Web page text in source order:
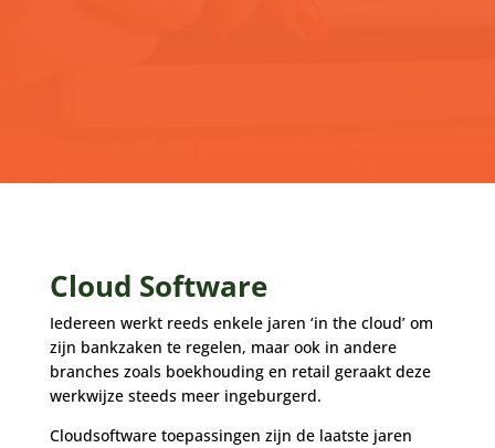
Cloud Software
Iedereen werkt reeds enkele jaren ‘in the cloud’ om
zijn bankzaken te regelen, maar ook in andere
branches zoals boekhouding en retail geraakt deze
werkwijze steeds meer ingeburgerd.
Cloudsoftware toepassingen zijn de laatste jaren